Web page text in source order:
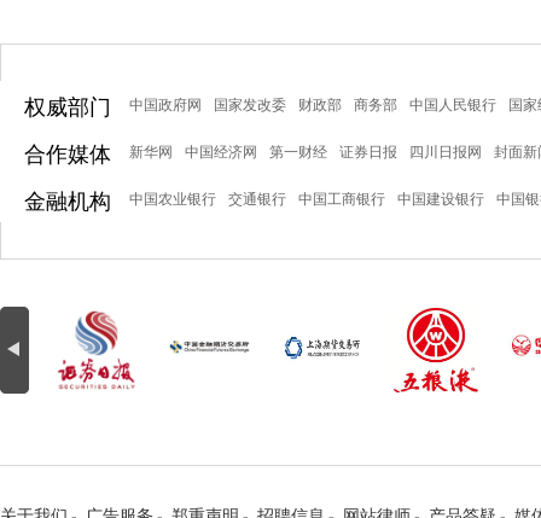
权威部门 中国政府网 国家发改委 财政部 商务部 中国人民银行 国
合作媒体 新华网 中国经济网 第一财经 证券日报 四川日报网 封面新
金融机构 中国农业银行 交通银行 中国工商银行 中国建设银行 中国